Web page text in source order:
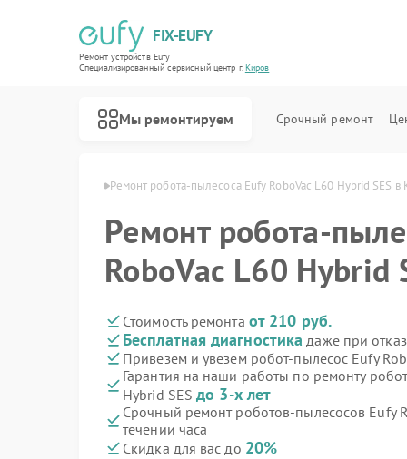
FIX-EUFY
Ремонт устройств Eufy
Специализированный cервисный центр г.Киров
Мы ремонтируем Срочный ремонт
Ремонт робота-пылесоса Eufy RoboVac L60 Hybrid SES в
Ремонт робота-
RoboVac L60 Hybrid
Стоимость ремонта от 210 руб.
Бесплатная диагностика даже при
Привезем и увезем робот-пылесос Eufy
Гарантия на наши работы по ремонту
Hybrid SESдо 3-х лет
Срочный ремонт роботов-пылесосов Eufy
течении часа
Скидка для вас до 20%